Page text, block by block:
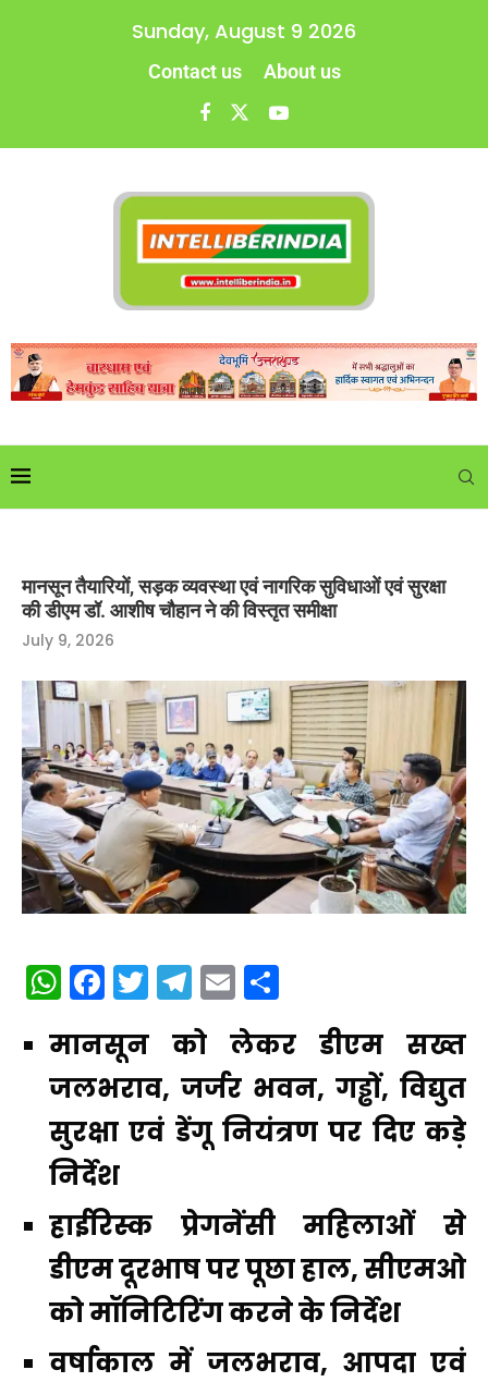
Sunday, August 9 2026
Contact us About us
मानसून तैयारियों, सड़क व्यवस्था एवं नागरिक सुविधाओं एवं सुरक्षा
की डीएम डॉ. आशीष चौहान ने की विस्तृत समीक्षा
July 9, 2026
WhatsApp
Facebook
Twitter
Telegram
Email
मानसून को लेकर डीएम सख्त
जलभराव, जर्जर भवन, गड्ढों, विद्युत
सुरक्षा एवं डेंगू नियंत्रण पर दिए कड़े
निर्देश
हाईरिस्क प्रेगनेंसी महिलाओं से
डीएम दूरभाष पर पूछा हाल, सीएमओ
को मॉनिटिरिंग करने के निर्देश
वर्षाकाल में जलभराव, आपदा एवं